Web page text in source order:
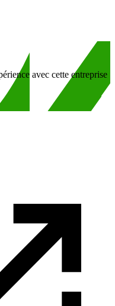
avec cette entreprise